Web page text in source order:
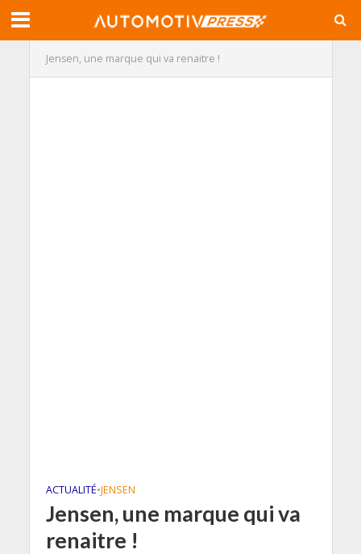
Jensen, une marque qui va renaitre !
ACTUALITÉ•JENSEN
Jensen, une marque qui va
renaitre !